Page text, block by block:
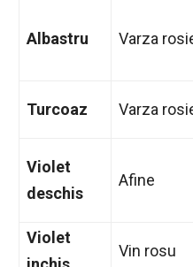
Albastru Varza
Turcoaz Varza
Violet
deschis
Afine
Violet
Vin rosu